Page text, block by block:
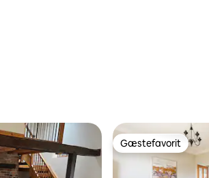
Gæstefavorit
Gæstefavorit